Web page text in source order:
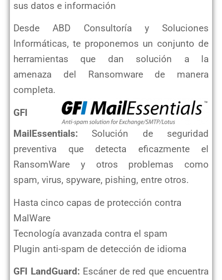
sus datos e información
Desde ABD Consultoría y Soluciones
Informáticas, te proponemos un conjunto de
herramientas que dan solución a la
amenaza del Ransomware de manera
completa.
GFI
MailEssentials: Solución de seguridad
preventiva que detecta eficazmente el
RansomWare y otros problemas como
spam, virus, spyware, pishing, entre otros.
Hasta cinco capas de protección contra
MalWare
Tecnología avanzada contra el spam
Plugin anti-spam de detección de idioma
GFI LandGuard: Escáner de red que encuentra